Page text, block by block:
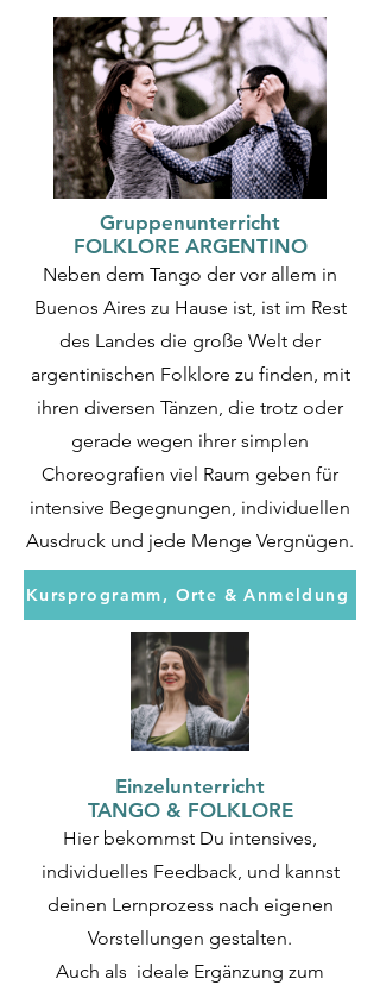
Gruppenunterricht
FOLKLORE ARGENTINO
Neben dem Tango der vor allem in
Buenos Aires zu Hause ist, ist im Rest
des Landes die große Welt der
argentinischen Folklore zu finden, mit
ihren diversen Tänzen, die trotz oder
gerade wegen ihrer simplen
Choreografien viel Raum geben für
intensive Begegnungen, individuellen
Ausdruck und jede Menge Vergnügen.
Kursprogramm, Orte & Anmeldung
Einzelunterricht
TANGO & FOLKLORE
Hier bekommst Du intensives,
individuelles Feedback, und kannst
deinen Lernprozess nach eigenen
Vorstellungen gestalten.
Auch als ideale Ergänzung zum